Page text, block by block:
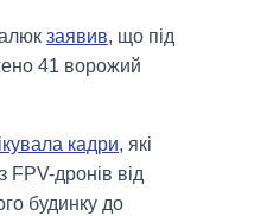
заявив, що під
41 ворожий
кадри, які
FPV-дронів від
будинку до